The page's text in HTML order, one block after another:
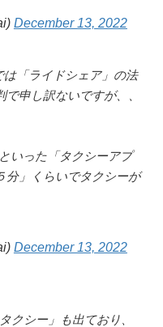
December 13, 2022
「ライドシェア」の法
申し訳ないですが、、
いった「タクシーアプ
分」くらいでタクシーが
December 13, 2022
クシー」も出ており、